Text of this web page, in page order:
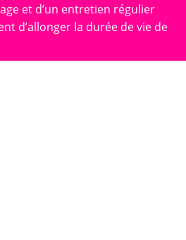
et d’un entretien régulier
d’allonger la durée de vie de